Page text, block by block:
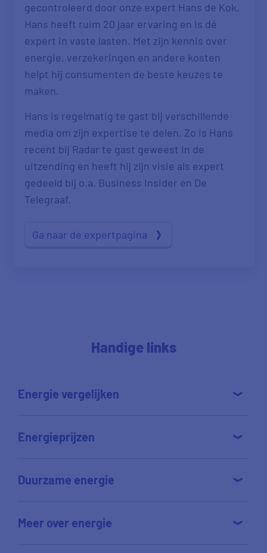
gecontroleerd door onze expert Hans de Kok.
Hans heeft ruim 20 jaar ervaring en is dé
expert in vaste lasten. Met zijn kennis over
energie, verzekeringen en andere kosten
helpt hij consumenten de beste keuzes te
maken.
Hans is regelmatig te gast bij verschillende
media om zijn expertise te delen. Zo is Hans
recent bij Radar te gast geweest in de
uitzending en heeft hij zijn visie als expert
gedeeld bij o.a. Business Insider en De
Telegraaf.
Ga naar de expertpagina
Handige links
Energie vergelijken
Energieprijzen
Duurzame energie
Meer over energie